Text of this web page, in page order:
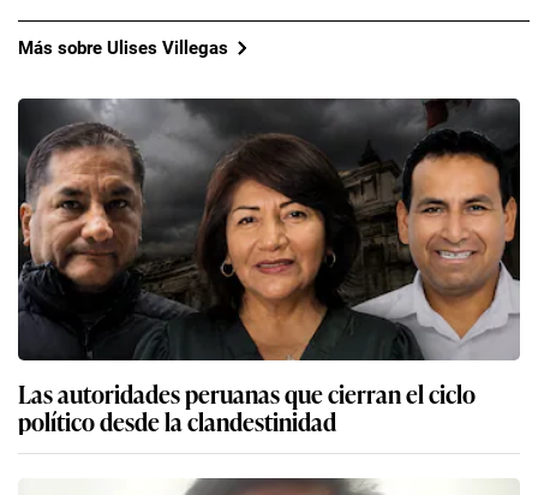
Más sobre Ulises Villegas
Las autoridades peruanas que cierran el ciclo
político desde la clandestinidad